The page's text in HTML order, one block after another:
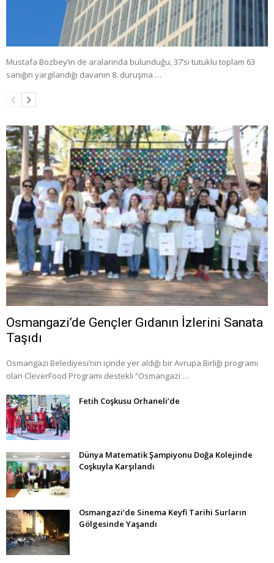
Mustafa Bozbey’in de aralarında bulunduğu, 37’si tutuklu toplam 63
sanığın yargılandığı davanın 8. duruşma …
Osmangazi’de Gençler Gıdanın İzlerini Sanata
Taşıdı
Osmangazi Belediyesi’nin içinde yer aldığı bir Avrupa Birliği programı
olan CleverFood Programı destekli “Osmangazi …
Fetih Coşkusu Orhaneli’de
Dünya Matematik Şampiyonu Doğa Kolejinde
Coşkuyla Karşılandı
Osmangazi’de Sinema Keyfi Tarihi Surların
Gölgesinde Yaşandı